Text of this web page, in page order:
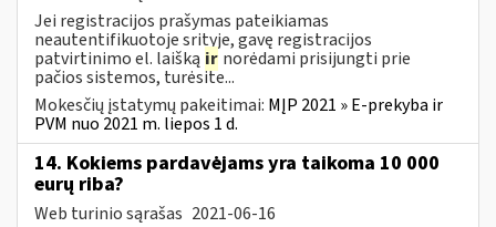
Jei registracijos prašymas pateikiamas
neautentifikuotoje srityje, gavę registracijos
patvirtinimo el. laišką ir norėdami prisijungti prie
pačios sistemos, turėsite...
Mokesčių įstatymų pakeitimai: MĮP 2021 » E-prekyba ir
PVM nuo 2021 m. liepos 1 d.
14. Kokiems pardavėjams yra taikoma 10 000
eurų riba?
Web turinio sąrašas 2021-06-16